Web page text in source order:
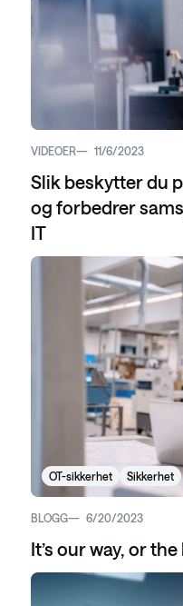
VIDEOER 11/6/2023
Slik beskytter du
og forbedrer
IT
OT-sikkerhet Sikkerhet
BLOGG 6/20/2023
It’s our way, or